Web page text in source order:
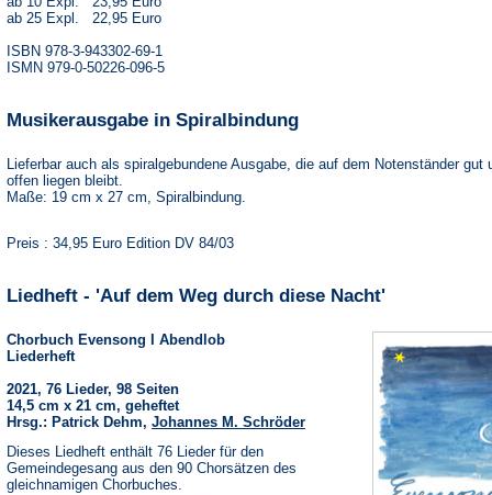
ab 25 Expl. 22,95 Euro
ISBN 978-3-943302-69-1
ISMN 979-0-50226-096-5
Musikerausgabe in Spiralbindung
Lieferbar auch als spiralgebundene Ausgabe, die auf dem Notenständer gut
offen liegen bleibt.
Maße: 19 cm x 27 cm, Spiralbindung.
Preis : 34,95 Euro Edition DV 84/03
Liedheft - 'Auf dem Weg durch diese Nacht'
Chorbuch Evensong I Abendlob
Liederheft
2021, 76 Lieder, 98 Seiten
14,5 cm x 21 cm, geheftet
Hrsg.: Patrick Dehm, Johannes M. Schröder
Dieses Liedheft enthält 76 Lieder für den
Gemeindegesang aus den 90 Chorsätzen des
gleichnamigen Chorbuches.